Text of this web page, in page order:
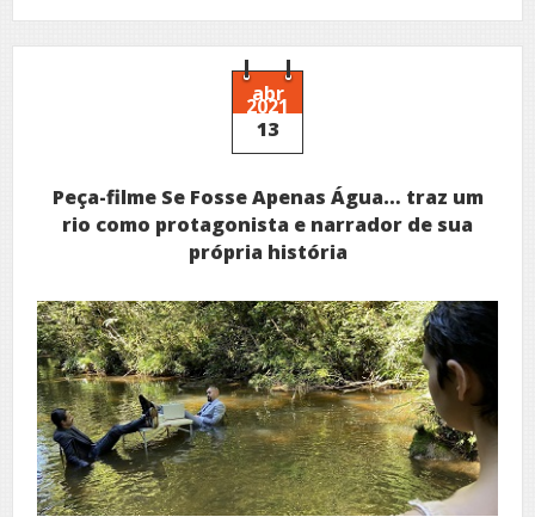
MULHER
COMO
CAMPO
DE
BATALHA
abr
2021
13
Peça-filme Se Fosse Apenas Água… traz um
rio como protagonista e narrador de sua
própria história